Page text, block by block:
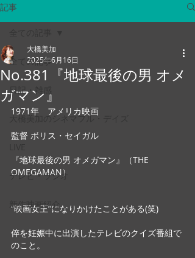
記事
全ての記事
日記・雑感
大橋美加のシネマフル・デイズ
テレビ・ラジオ
新作映画紹介
No.381『地球最後の男 オメ
ガマン』
大橋美加
2025年6月16日
1971年　アメリカ映画
監督 ボリス・セイガル
『地球最後の男 オメガマン』（THE
OMEGAMAN）
”映画女王”になりかけたことがある(笑)
倅を妊娠中に出演したテレビのクイズ番組で
のこと。